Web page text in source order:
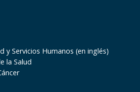
y Servicios Humanos (en inglés)
la Salud